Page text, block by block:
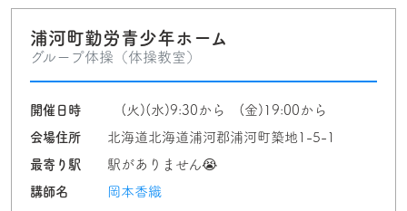
浦河町勤労青少年ホーム
グループ体操（体操教室）
開催日時
(火)(水)9:30から (金)19:00から
会場住所
北海道北海道浦河郡浦河町築地1-5-1
最寄り駅
駅がありません😭
講師名
岡本香織